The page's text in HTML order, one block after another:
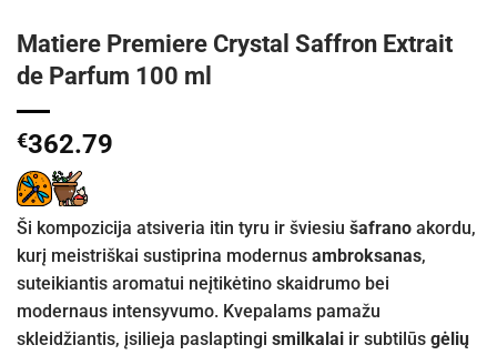
Matiere Premiere Crystal Saffron Extrait
de Parfum 100 ml
€362.79
Ši kompozicija atsiveria itin tyru ir šviesiu šafrano akordu,
kurį meistriškai sustiprina modernus ambroksanas,
suteikiantis aromatui neįtikėtino skaidrumo bei
modernaus intensyvumo. Kvepalams pamažu
skleidžiantis, įsilieja paslaptingi smilkalai ir subtilūs gėlių